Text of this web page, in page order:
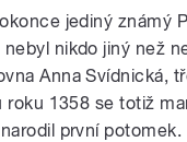
jediný známý
nikdo jiný než
Anna Svídnická,
roku 1358 se totiž
první